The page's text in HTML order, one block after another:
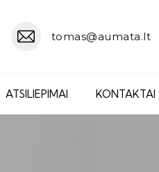
tomas@aumata.lt
ATSILIEPIMAI KONTAKTAI